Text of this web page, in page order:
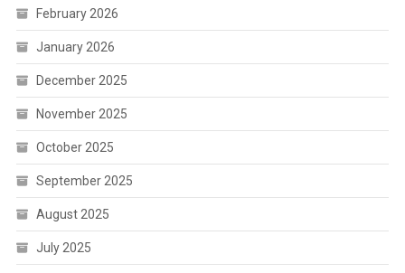
February 2026
January 2026
December 2025
November 2025
October 2025
September 2025
August 2025
July 2025